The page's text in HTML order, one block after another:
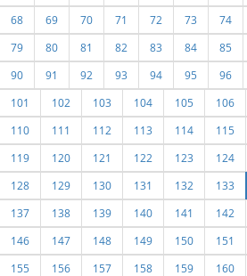
68
69 70 71 72 73 74
79
80 81 82 83 84 85
90
91 92 93 94 95 96
101
102 103 104 105 106
110
111 112 113 114 115
119
120 121 122 123 124
128
129 130 131 132 133
137
138 139 140 141 142
146
147 148 149 150 151
155
156 157 158 159 160